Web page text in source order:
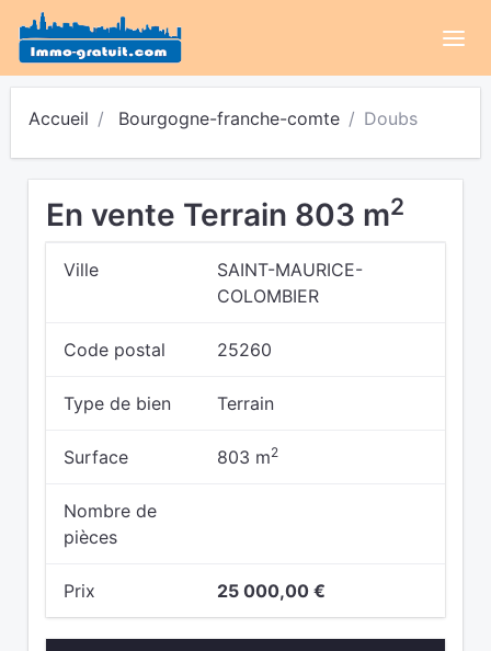
Accueil Bourgogne-franche-comte Doubs
En vente Terrain 803 m2
Ville
SAINT-MAURICE-
COLOMBIER
Code postal 25260
Type de bien Terrain
Surface 803 m2
Nombre de
pièces
Prix 25 000,00 €